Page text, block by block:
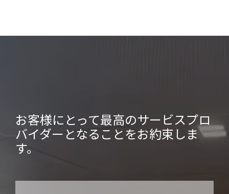
お客様にとって最高のサービスプロ
バイダーとなることをお約束しま
す。